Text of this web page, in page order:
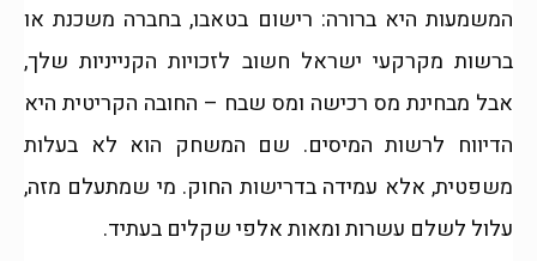
המשמעות היא ברורה: רישום בטאבו, בחברה משכנת או
ברשות מקרקעי ישראל חשוב לזכויות הקנייניות שלך,
אבל מבחינת מס רכישה ומס שבח – החובה הקריטית היא
הדיווח לרשות המיסים. שם המשחק הוא לא בעלות
משפטית, אלא עמידה בדרישות החוק. מי שמתעלם מזה,
עלול לשלם עשרות ומאות אלפי שקלים בעתיד.